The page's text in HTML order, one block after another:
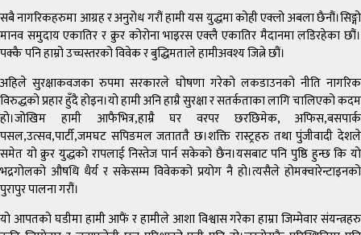
सबै नागरिकहरुमा आग्रह र अनुरोध गरौं हामी यस युद्धमा कोही एक्लो अबला छैनौं।सिङ्गो
मानव समुदाय एकातिर र क्रुर कोरोना भाइरस एक्लै एकातिर मैदानमा लडिरहेका छौं।
पक्कै पनि हाम्रो उच्चस्तरको विवेक र बुद्धिमताले हामीअवश्य जित्ने छौं।
अहिले सुरक्षाकवजका रुपमा सरकारले घोषणा गरेको लकडाउनको नीति नागरिक
विरुद्धको प्रहार हुँदै होइन।यो हामी अनि हाम्रै सुरक्षा र सतर्कताका लागि चालिएको कदम
हो।जोखिम हामी आफैभित्र,हाम्रै घर वरपर छरछिमेक, अफिस,बसपार्क
पसल,उत्सव,पार्टी,जमघट सपिङमल जताततै छ।शक्ति रास्ट्रहरु तथा पुंजीवादी देशले
समेत यो क्रुर युद्धको रापलाई निस्तेज पार्न सकेको छैन।यसबाट पनि पुष्ठि हुन्छ कि यो
भद्रगोलको औषधि धैर्य र सकेसम्म विवेकको प्रयोग नै हो।त्यसैले होमक्वारेन्टाइनको
पुरापुर पालना गरौं।
यो आपतको घडीमा हामी आफैं र हामीले आशा विश्वास गरेका हाम्रा जिम्मेवार संयन्त्रहरु